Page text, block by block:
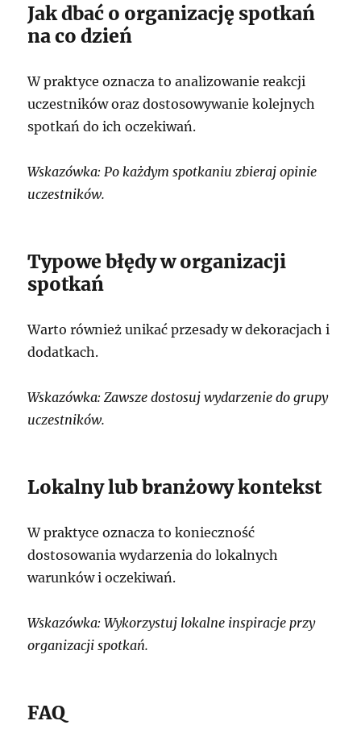
Jak dbać o organizację spotkań
na co dzień
W praktyce oznacza to analizowanie reakcji
uczestników oraz dostosowywanie kolejnych
spotkań do ich oczekiwań.
Wskazówka: Po każdym spotkaniu zbieraj opinie
uczestników.
Typowe błędy w organizacji
spotkań
Warto również unikać przesady w dekoracjach i
dodatkach.
Wskazówka: Zawsze dostosuj wydarzenie do grupy
uczestników.
Lokalny lub branżowy kontekst
W praktyce oznacza to konieczność
dostosowania wydarzenia do lokalnych
warunków i oczekiwań.
Wskazówka: Wykorzystuj lokalne inspiracje przy
organizacji spotkań.
FAQ